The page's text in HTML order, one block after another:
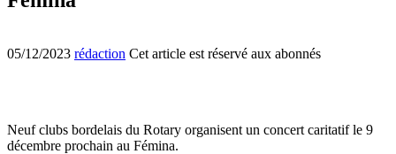
05/12/2023 rédaction Cet article est réservé aux abonnés
Neuf clubs bordelais du Rotary organisent un concert caritatif le 9
décembre prochain au Fémina.